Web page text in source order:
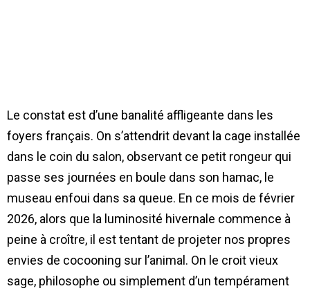
Le constat est d’une banalité affligeante dans les
foyers français. On s’attendrit devant la cage installée
dans le coin du salon, observant ce petit rongeur qui
passe ses journées en boule dans son hamac, le
museau enfoui dans sa queue. En ce mois de février
2026, alors que la luminosité hivernale commence à
peine à croître, il est tentant de projeter nos propres
envies de cocooning sur l’animal. On le croit vieux
sage, philosophe ou simplement d’un tempérament